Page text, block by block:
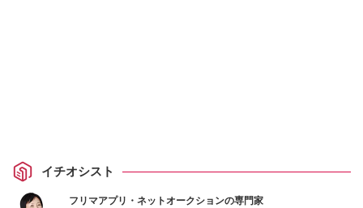
イチオシスト
フリマアプリ・ネットオークションの専門家